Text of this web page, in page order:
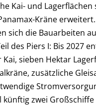
Kai- und Lagerflächen
Kräne
sich die Bauarbeiten
des Piers I: Bis 2027
sieben Hektar
zusätzliche
künftig zwei